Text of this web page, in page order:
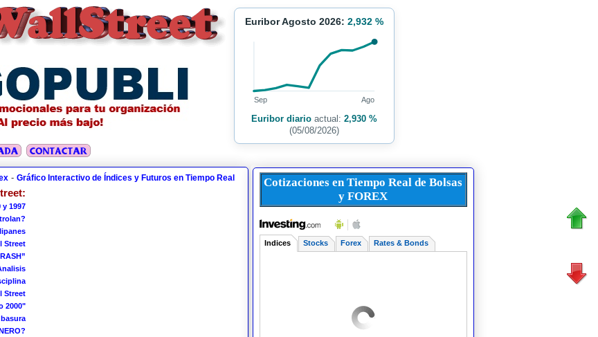
Euribor Agosto 2026: 2,932 %
Sep Ago
Euribor diarioactual: 2,930 %
(05/08/2026)
- Gráfico Interactivo de Índices y Futuros en Tiempo Real
y 1997
Street
Street
2000"
Cotizaciones en Tiempo Real de Bolsas
y FOREX